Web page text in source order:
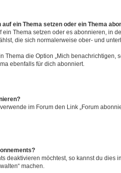
ein Thema setzen oder ein Thema
ein Thema setzen oder es abonnieren, in
die sich normalerweise ober- und
Thema die Option „Mich benachrichtigen,
ebenfalls für dich abonniert.
im Forum den Link „Forum
deaktivieren möchtest, so kannst du dies
machen.